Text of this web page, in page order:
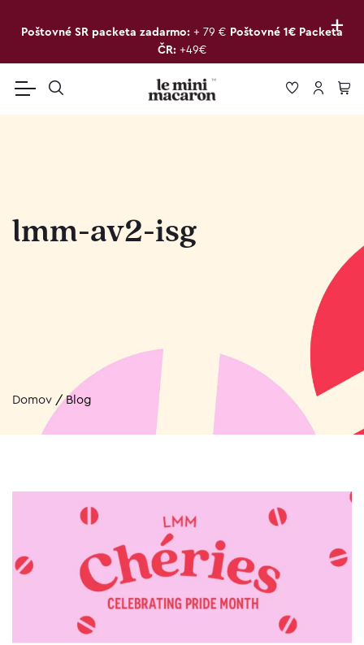
+
Poštovné SR packeta zadarmo: + 79 € Poštovné 1€ Packeta
ČR: +49€
lmm-av2-isg
Domov /Blog